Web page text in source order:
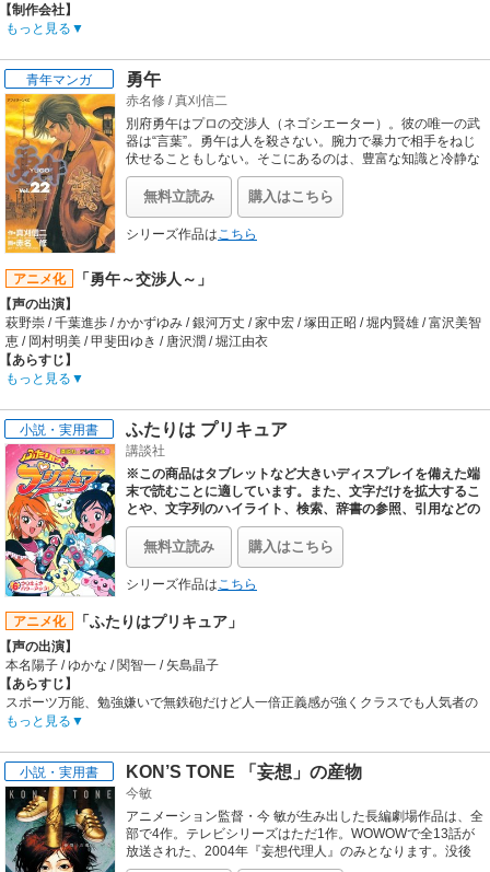
【制作会社】
マッドハウス
原作:森本梢子（集英社YOUワイド版コミックス）
監督:佐藤雄三
企画:大澤雅彦、大島満 / プロデューサー:山下洋、田村学、丸山正雄 / 構成:小林靖
子 / キャラクターデザイン・総作画監督:兼森義則 / 美術監督:高橋和博 / 色彩設計:
小針裕子 / 編集:寺内聡 / アニメーションプロデューサー:村田好通 / 音楽:長谷川智
樹 / 音響監督:本山哲 / 録音:熊倉亨 / 音響効果:石野貴久
【音楽】
OP:FOOT STAMP「本当の言葉」 / ED:八代亜紀「おのれ道」
もっと見る
青年マンガ 勇午
赤名修 /真刈信二
別府勇午はプロの交渉人（ネゴシエーター）。彼の唯一の武
器は“言葉”。勇午は人を殺さない。腕力で暴力で相手をねじ
伏せることもしない。そこにあるのは、豊富な知識と冷静な
判断力、そして相手への信頼。
無料立読み 購入はこちら
シリーズ作品は こちら
アニメ化 「勇午～交渉人～」
【声の出演】
萩野崇 / 千葉進歩 / かかずゆみ / 銀河万丈 / 家中宏 / 塚田正昭 / 堀内賢雄 / 富沢美智
恵 / 岡村明美 / 甲斐田ゆき / 唐沢潤 / 堀江由衣
【あらすじ】
“言葉”だけを武器に、危険な交渉を成功させるプロの交渉人（ネゴシエーター）
【制作会社】
アートランド、ジーアンドジーディレクション
【スタッフ情報】
原作:真刈信二、赤名修「勇午」（講談社『アフタヌーン』連載）
監督:岸誠二、花井信也
シリーズ構成:佐藤和治、金巻兼一 / キャラクターデザイン:松本剛彦、今泉賢一
【音楽】
OP:樽木栄一郎「modern size」 / ED:樽木栄一郎「kitty」
もっと見る
小説・実用書 ふたりは プリキュア
講談社
※この商品はタブレットなど大きいディスプレイを備えた端
末で読むことに適しています。また、文字だけを拡大するこ
とや、文字列のハイライト、検索、辞書の参照、引用などの
機能が使用できません。プリキュアシリーズの原点はこの物
語！ ひかりの使者、キュアブラック、キュアホワイト誕
紙の書籍のページを画像にした電子書籍です。文字だけを拡
大することはできませんので、タブレットサイズの端末での
閲読を推奨します。また、文字列のハイライトや検索、辞書
の参照、引用などの機能も使用できません。
無料立読み 購入はこちら
シリーズ作品は こちら
アニメ化 「ふたりはプリキュア」
【声の出演】
本名陽子 / ゆかな / 関智一 / 矢島晶子
【あらすじ】
スポーツ万能、勉強嫌いで無鉄砲だけど人一倍正義感が強くクラスでも人気者の
美墨なぎさ、成績優秀で常にクラスのトップだが、実は天然ボケの雪城ほのか、
議な生き物メップルとミップルに出会う。邪悪なドツクゾーンがメップルたちの
故郷・光の園を襲撃し、地球に逃れてきたのだった。そして、メップルとミップ
ルによってなぎさとほのかは変身する能力を与えられ、戦うことに…。趣味も性
格も違うふたりは力を合わせてドツクゾーンから送り込まれてくる邪悪な敵に立
ち向かう!!
【制作会社】
もっと見る
小説・実用書 KON’S TONE 「妄想」の産物
今敏
アニメーション監督・今 敏が生み出した長編劇場作品は、全
部で4作。テレビシリーズはただ1作。WOWOWで全13話が
放送された、2004年『妄想代理人』のみとなります。没後
10年となる2020年、『妄想代理人』の企画＆製作過程での